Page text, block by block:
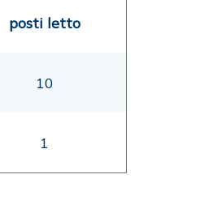
posti letto
10
1